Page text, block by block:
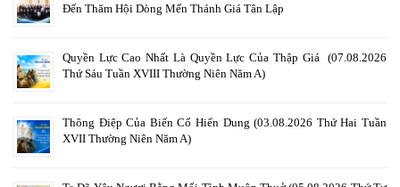
Đến Thăm Hội Dòng Mến Thánh Giá Tân Lập
Quyền Lực Cao Nhất Là Quyền Lực Của Thập Giá (07.08.2026
Thứ Sáu Tuần XVIII Thường Niên Năm A)
Thông Điệp Của Biến Cố Hiển Dung (03.08.2026 Thứ Hai Tuần
XVII Thường Niên Năm A)